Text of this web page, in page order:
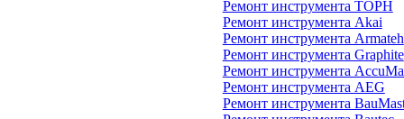
Ремонт инструмента ТОРН
Ремонт инструмента Akai
Ремонт инструмента Armateh
Ремонт инструмента Graphite
Ремонт инструмента
Ремонт инструмента AEG
Ремонт инструмента